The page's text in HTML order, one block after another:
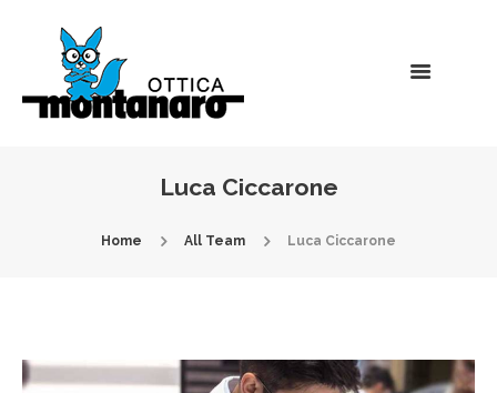
Luca Ciccarone
Home All Team Luca Ciccarone